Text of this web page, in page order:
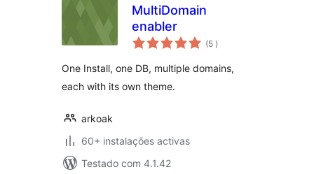
MultiDomain
enabler
(5 classificações
)
One Install, one DB, multiple domains,
each with its own theme.
arkoak
60+ instalações activas
Testado com 4.1.42